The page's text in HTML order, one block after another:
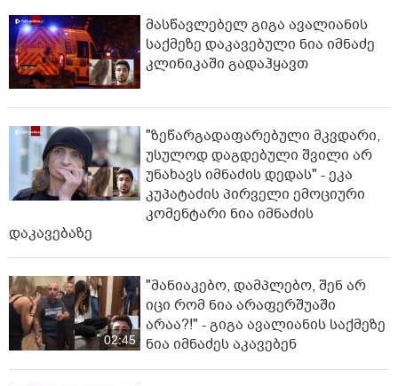
მასწავლებელ გიგა ავალიანის
საქმეზე დაკავებული ნია იმნაძე
კლინიკაში გადაჰყავთ
"ზეწარგადაფარებული მკვდარი,
უსულოდ დაგდებული შვილი არ
უნახავს იმნაძის დედას" - ეკა
კუპატაძის პირველი ემოციური
კომენტარი ნია იმნაძის
დაკავებაზე
02:45
"მანიაკებო, დამპლებო, შენ არ
იცი რომ ნია არაფერშუაში
არაა?!" - გიგა ავალიანის საქმეზე
ნია იმნაძეს აკავებენ